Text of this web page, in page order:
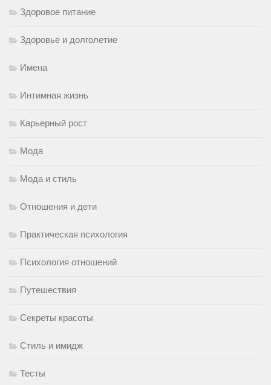
Здоровое питание
Здоровье и долголетие
Имена
Интимная жизнь
Карьерный рост
Мода
Мода и стиль
Отношения и дети
Практическая психология
Психология отношений
Путешествия
Секреты красоты
Стиль и имидж
Тесты